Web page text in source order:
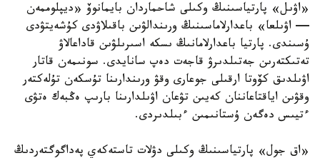
«اۋىل» پارتياسىنىڭ وكىلى شاحماردان بايمانوۆ «ديپلوممەن
— اۋىلعا» باعدارلاماسىنىڭ ورىندالۋىن باقىلاۋدى كۇشەيتۋدى
ۇسىندى. پارتيا باعدارلامانىڭ ىسكە اسىرىلۋىن قاداعالاۋ
تەتىكتەرىن جەتىلدىرۋ قاجەت دەپ سانايدى. سونىمەن قاتار
اۋىلدىق كۆوتا ارقىلى جوعارى وقۋ ورىندارىنا تۇسكەن تۇلەكتەر
وقۋىن اياقتاعاننان كەيىن تۋعان اۋىلدارىنا بارىپ ەڭبەك ەتۋى
ءتيىس دەگەن ۇستانىمىن ءبىلدىردى.
«اق جول» پارتياسىنىڭ وكىلى دۋلات تاستەكەي پەداگوگتەردىڭ